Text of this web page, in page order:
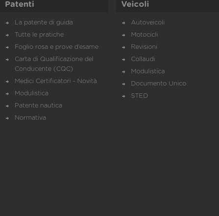
Patenti
La patente di guida
Tutte le pratiche
Foglio rosa e prove d’esame
Carta di Qualificazione del
Conducente (CQC)
Medici Certificatori - Novità
Modulistica
Patente nautica
Normativa
Veicoli
Autoveicoli
Motocicli
Revisioni
Collaudi
Modulistica
Documento Unico
STED